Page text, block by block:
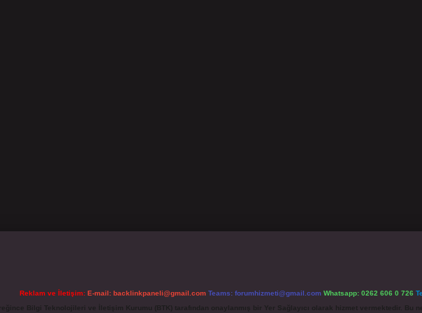
Reklam ve İletişim: E-mail: backlinkpaneli@gmail.com Teams: forumhizmeti@gmail.com Whatsapp: 0262 606 0 726
Bilgi Teknolojileri ve İletişim Kurumu (BTK) tarafından onaylanmış bir Yer Sağlayıcı olarak hizmet vermektedir.